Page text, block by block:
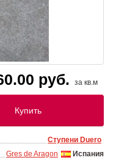
руб. за кв.м
Купить
Ступени Duero
Испания
Gres de Aragon